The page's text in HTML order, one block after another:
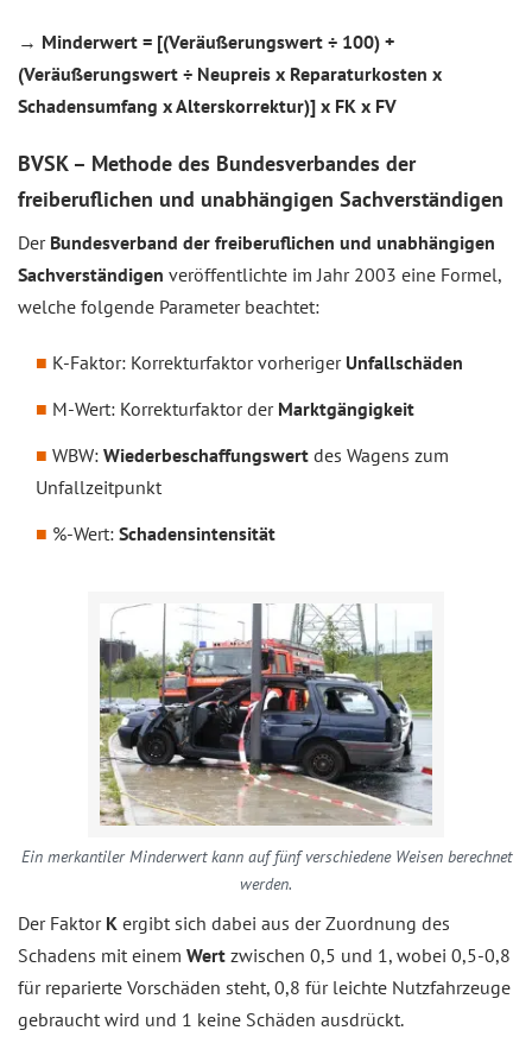
→ Minderwert = [(Veräußerungswert ÷ 100) +
(Veräußerungswert ÷ Neupreis x Reparaturkosten x
Schadensumfang x Alterskorrektur)] x FK x FV
BVSK – Methode des Bundesverbandes der
freiberuflichen und unabhängigen Sachverständigen
Der Bundesverband der freiberuflichen und unabhängigen
Sachverständigen veröffentlichte im Jahr 2003 eine Formel,
welche folgende Parameter beachtet:
K-Faktor: Korrekturfaktor vorheriger Unfallschäden
M-Wert: Korrekturfaktor der Marktgängigkeit
WBW: Wiederbeschaffungswert des Wagens zum
Unfallzeitpunkt
%-Wert: Schadensintensität
Ein merkantiler Minderwert kann auf fünf verschiedene Weisen berechnet
werden.
Der Faktor K ergibt sich dabei aus der Zuordnung des
Schadens mit einem Wert zwischen 0,5 und 1, wobei 0,5-0,8
für reparierte Vorschäden steht, 0,8 für leichte Nutzfahrzeuge
gebraucht wird und 1 keine Schäden ausdrückt.